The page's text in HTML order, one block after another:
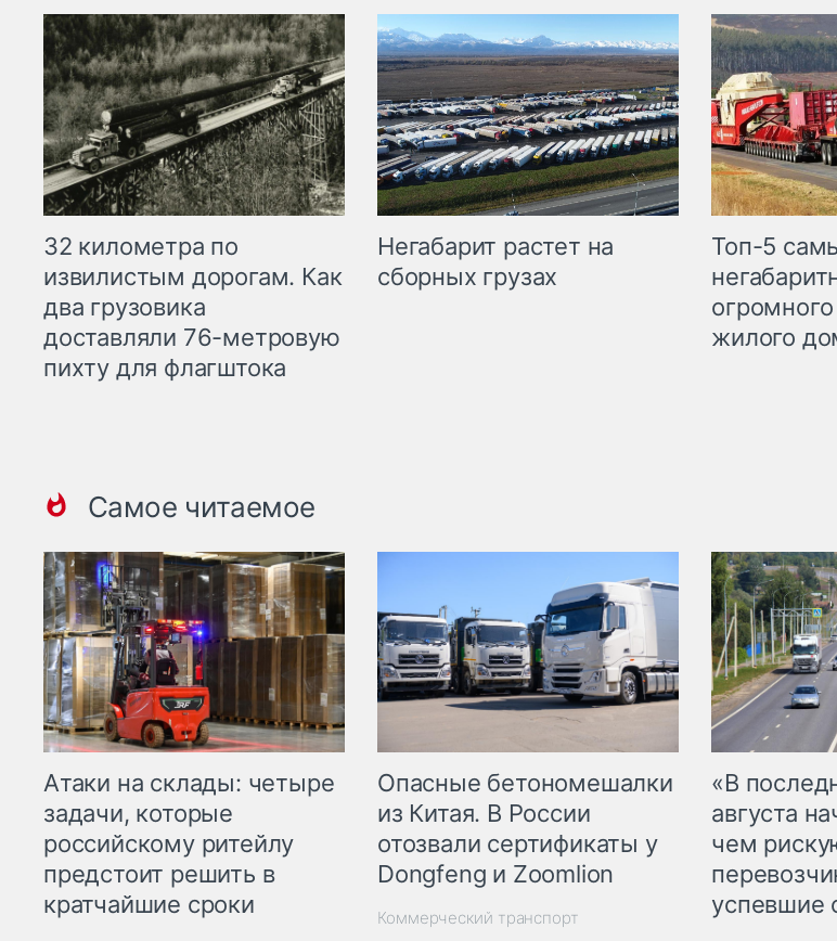
32 километра по
извилистым дорогам. Как
два грузовика
доставляли 76-метровую
пихту для флагштока
Негабарит растет на
сборных грузах
Топ-5
жилого
Самое читаемое
Атаки на склады: четыре
задачи, которые
российскому ритейлу
предстоит решить в
кратчайшие сроки
Опасные бетономешалки
из Китая. В России
отозвали сертификаты у
Dongfeng и Zoomlion
Коммерческий транспорт
«В
августа
чем
успевшие